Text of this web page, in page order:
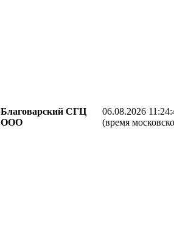
Благоварский СГЦ
ООО
06.08.2026
(время